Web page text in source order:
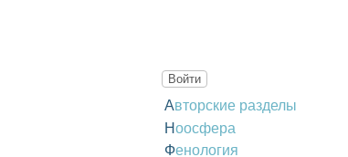
Войти
Авторские разделы
Ноосфера
Фенология